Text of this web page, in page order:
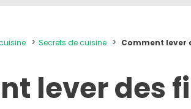
Secrets de cuisine Comment lever
lever des